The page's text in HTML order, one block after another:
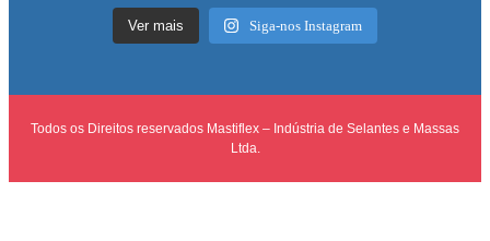
Ver mais Siga-nos Instagram
Todos os Direitos reservados Mastiflex – Indústria de Selantes e Massas
Ltda.